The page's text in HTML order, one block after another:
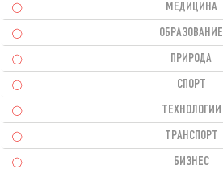
МЕДИЦИНА
ОБРАЗОВАНИЕ
ПРИРОДА
СПОРТ
ТЕХНОЛОГИИ
ТРАНСПОРТ
БИЗНЕС